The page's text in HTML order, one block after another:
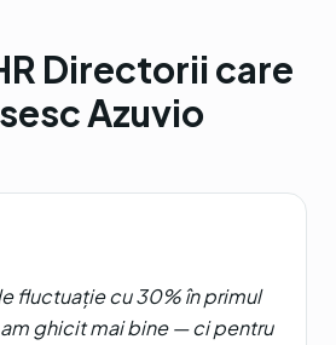
Directorii care
Azuvio
fluctuație cu 30% în primul
am ghicit mai bine — ci pentru